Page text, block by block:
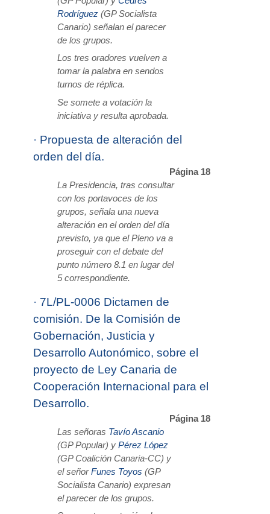
Rodríguez (GP Socialista
Canario) señalan el parecer
de los grupos.
Los tres oradores vuelven a
tomar la palabra en sendos
turnos de réplica.
Se somete a votación la
iniciativa y resulta aprobada.
· Propuesta de alteración del
orden del día.
Página 18
La Presidencia, tras consultar
con los portavoces de los
grupos, señala una nueva
alteración en el orden del día
previsto, ya que el Pleno va a
proseguir con el debate del
punto número 8.1 en lugar del
5 correspondiente.
· 7L/PL-0006 Dictamen de
comisión. De la Comisión de
Gobernación, Justicia y
Desarrollo Autonómico, sobre el
proyecto de Ley Canaria de
Cooperación Internacional para el
Desarrollo.
Página 18
Las señoras Tavío Ascanio
(GP Popular) y Pérez López
(GP Coalición Canaria-CC) y
el señorFunes Toyos (GP
Socialista Canario) expresan
el parecer de los grupos.